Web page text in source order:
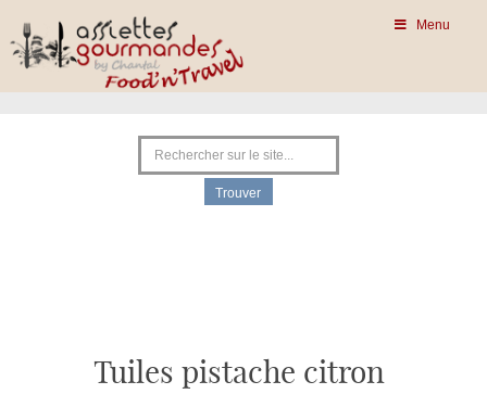
Menu
Tuiles pistache citron